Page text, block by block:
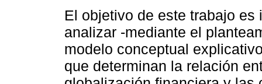
El objetivo de este trabajo es
analizar -mediante el
modelo conceptual
que determinan la relación